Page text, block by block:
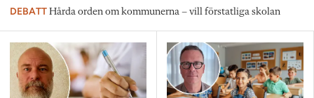
DEBATT Hårda orden om kommunerna – vill förstatliga skolan